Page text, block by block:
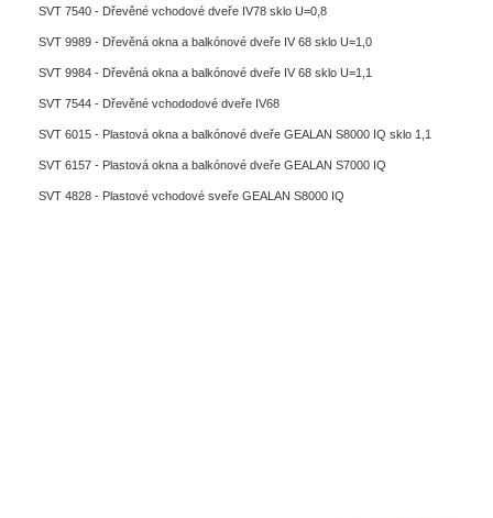
SVT 7540 - Dřevěné vchodové dveře IV78 sklo U=0,8
SVT 9989 - Dřevěná okna a balkónové dveře IV 68 sklo U=1,0
SVT 9984 - Dřevěná okna a balkónové dveře IV 68 sklo U=1,1
SVT 7544 - Dřevěné vchododové dveře IV68
SVT 6015 - Plastová okna a balkónové dveře GEALAN S8000 IQ sklo 1,1
SVT 6157 - Plastová okna a balkónové dveře GEALAN S7000 IQ
SVT 4828 - Plastové vchodové sveře GEALAN S8000 IQ